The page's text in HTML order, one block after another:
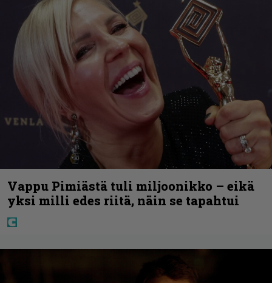
Vappu Pimiästä tuli miljoonikko – eikä
yksi milli edes riitä, näin se tapahtui